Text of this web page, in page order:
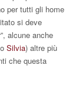
per tutti gli home
si deve
alcune anche
Silvia) altre più
che questa